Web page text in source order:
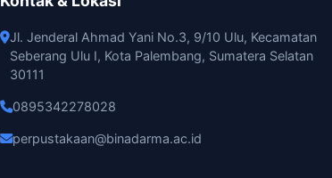
Jl. Jenderal Ahmad Yani No.3, 9/10 Ulu, Kecamatan
Seberang Ulu I, Kota Palembang, Sumatera Selatan
30111
0895342278028
perpustakaan@binadarma.ac.id